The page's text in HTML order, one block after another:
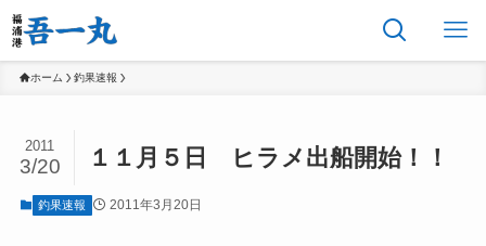
ホーム 釣果速報
１１月５日 ヒラメ出船開始！！
2011
3/20
釣果速報 2011年3月20日